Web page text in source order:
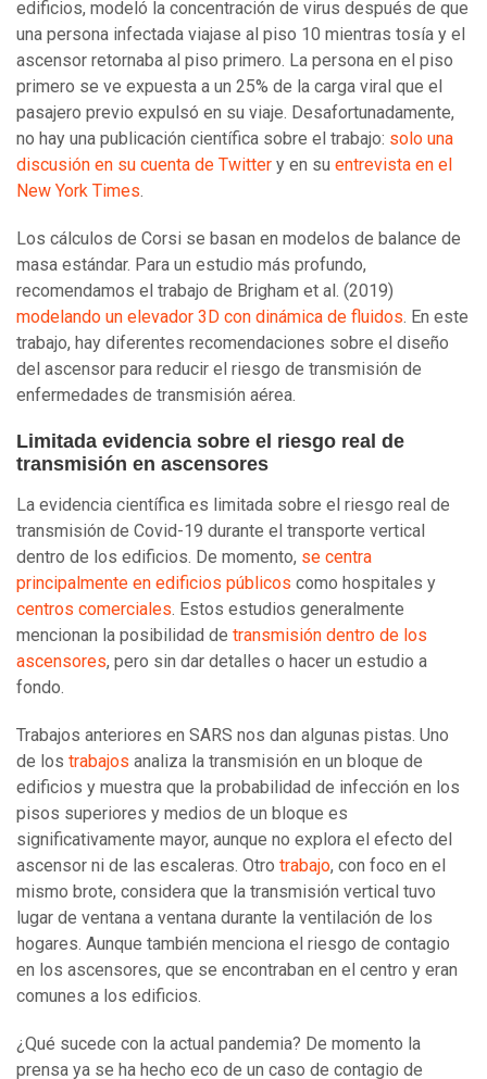
edificios, modeló la concentración de virus después de que
una persona infectada viajase al piso 10 mientras tosía y el
ascensor retornaba al piso primero. La persona en el piso
primero se ve expuesta a un 25% de la carga viral que el
pasajero previo expulsó en su viaje. Desafortunadamente,
no hay una publicación científica sobre el trabajo: solo una
discusión en su cuenta de Twitter y en su entrevista en el
New York Times.
Los cálculos de Corsi se basan en modelos de balance de
masa estándar. Para un estudio más profundo,
recomendamos el trabajo de Brigham et al. (2019)
modelando un elevador 3D con dinámica de fluidos. En este
trabajo, hay diferentes recomendaciones sobre el diseño
del ascensor para reducir el riesgo de transmisión de
enfermedades de transmisión aérea.
Limitada evidencia sobre el riesgo real de
transmisión en ascensores
La evidencia científica es limitada sobre el riesgo real de
transmisión de Covid-19 durante el transporte vertical
dentro de los edificios. De momento, se centra
principalmente en edificios públicos como hospitales y
centros comerciales. Estos estudios generalmente
mencionan la posibilidad de transmisión dentro de los
ascensores, pero sin dar detalles o hacer un estudio a
fondo.
Trabajos anteriores en SARS nos dan algunas pistas. Uno
de los trabajos analiza la transmisión en un bloque de
edificios y muestra que la probabilidad de infección en los
pisos superiores y medios de un bloque es
significativamente mayor, aunque no explora el efecto del
ascensor ni de las escaleras. Otro trabajo, con foco en el
mismo brote, considera que la transmisión vertical tuvo
lugar de ventana a ventana durante la ventilación de los
hogares. Aunque también menciona el riesgo de contagio
en los ascensores, que se encontraban en el centro y eran
comunes a los edificios.
¿Qué sucede con la actual pandemia? De momento la
prensa ya se ha hecho eco de un caso de contagio de